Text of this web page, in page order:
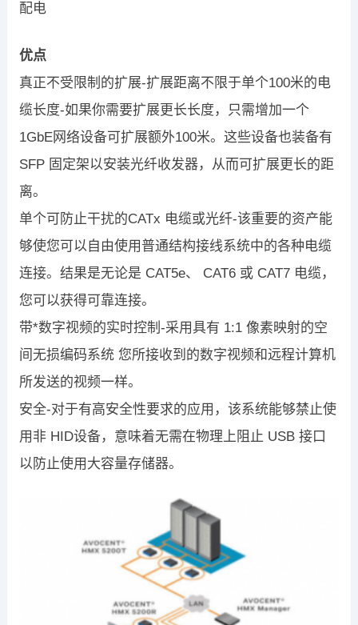
配电
优点
真正不受限制的扩展-扩展距离不限于单个100米的电
缆长度-如果你需要扩展更长长度，只需增加一个
1GbE网络设备可扩展额外100米。这些设备也装备有
SFP 固定架以安装光纤收发器，从而可扩展更长的距
离。
单个可防止干扰的CATx 电缆或光纤-该重要的资产能
够使您可以自由使用普通结构接线系统中的各种电缆
连接。结果是无论是 CAT5e、 CAT6 或 CAT7 电缆，
您可以获得可靠连接。
带*数字视频的实时控制-采用具有 1:1 像素映射的空
间无损编码系统 您所接收到的数字视频和远程计算机
所发送的视频一样。
安全-对于有高安全性要求的应用，该系统能够禁止使
用非 HID设备，意味着无需在物理上阻止 USB 接口
以防止使用大容量存储器。